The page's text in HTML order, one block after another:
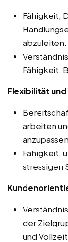
Fähigkeit,
abzuleiten.
Fähigkeit,
Flexibilität
arbeiten
Fähigkeit,
stressigen
der
und